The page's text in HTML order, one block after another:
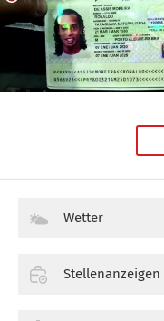
Wetter
Stellenanzeigen